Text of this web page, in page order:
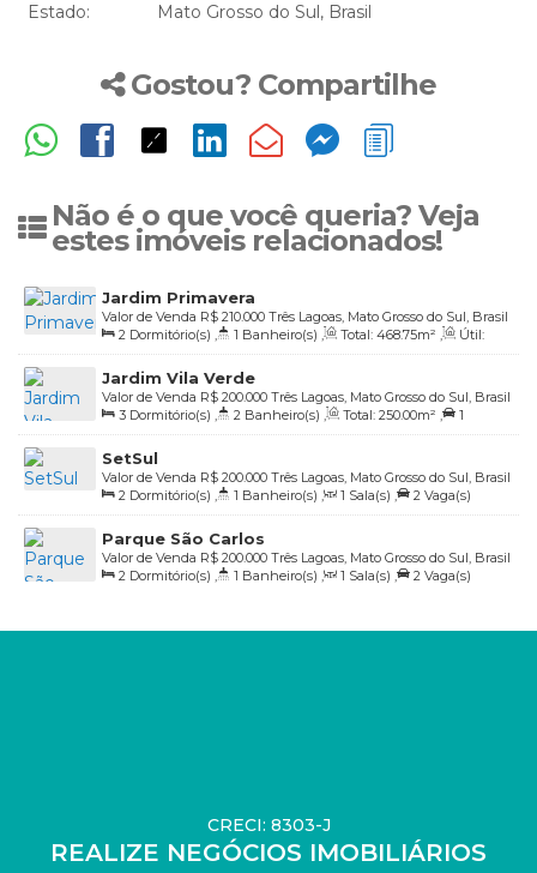
Estado: Mato Grosso do Sul, Brasil
Gostou? Compartilhe
Não é o que você queria? Veja
estes imóveis relacionados!
Jardim Primavera
R$ 210.000
Valor de Venda
Três Lagoas, Mato Grosso do Sul, Brasil
2 Dormitório(s) , 1 Banheiro(s) , Total: 468.75m² ,
Útil:
85.00m²
Jardim Vila Verde
R$ 200.000
Valor de Venda
Três Lagoas, Mato Grosso do Sul, Brasil
3 Dormitório(s) , 2 Banheiro(s) , Total: 250.00m² ,
1
Vaga(s) , Útil: 134.73m²
SetSul
R$ 200.000
Valor de Venda
Três Lagoas, Mato Grosso do Sul, Brasil
2 Dormitório(s) , 1 Banheiro(s) , 1 Sala(s) , 2 Vaga(s)
Parque São Carlos
R$ 200.000
Valor de Venda
Três Lagoas, Mato Grosso do Sul, Brasil
2 Dormitório(s) , 1 Banheiro(s) , 1 Sala(s) , 2 Vaga(s)
CRECI: 8303-J
REALIZE NEGÓCIOS IMOBILIÁRIOS